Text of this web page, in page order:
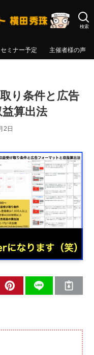
検索
セミナー予定 主催者様の声
り条件と広告
算出法
2日